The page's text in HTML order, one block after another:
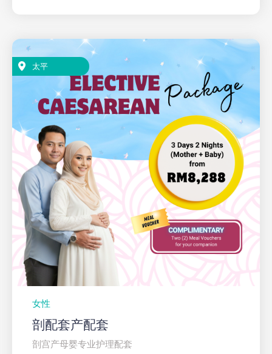
太平
女性
剖配套产配套
剖宫产母婴专业护理配套